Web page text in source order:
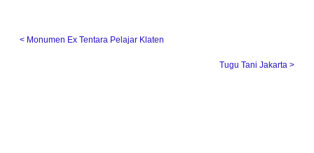
˂ Monumen Ex Tentara Pelajar Klaten
Tugu Tani Jakarta ˃